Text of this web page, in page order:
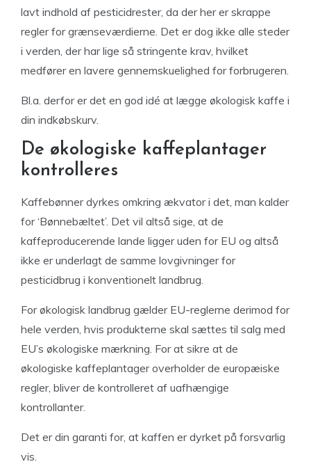
lavt indhold af pesticidrester, da der her er skrappe
regler for grænseværdierne. Det er dog ikke alle steder
i verden, der har lige så stringente krav, hvilket
medfører en lavere gennemskuelighed for forbrugeren.
Bl.a. derfor er det en god idé at lægge økologisk kaffe i
din indkøbskurv.
De økologiske kaffeplantager
kontrolleres
Kaffebønner dyrkes omkring ækvator i det, man kalder
for ‘Bønnebæltet’. Det vil altså sige, at de
kaffeproducerende lande ligger uden for EU og altså
ikke er underlagt de samme lovgivninger for
pesticidbrug i konventionelt landbrug.
For økologisk landbrug gælder EU-reglerne derimod for
hele verden, hvis produkterne skal sættes til salg med
EU’s økologiske mærkning. For at sikre at de
økologiske kaffeplantager overholder de europæiske
regler, bliver de kontrolleret af uafhængige
kontrollanter.
Det er din garanti for, at kaffen er dyrket på forsvarlig
vis.